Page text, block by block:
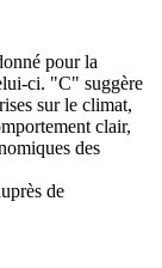
pour la
ci. "C" suggère
sur le climat,
clair,
des
de